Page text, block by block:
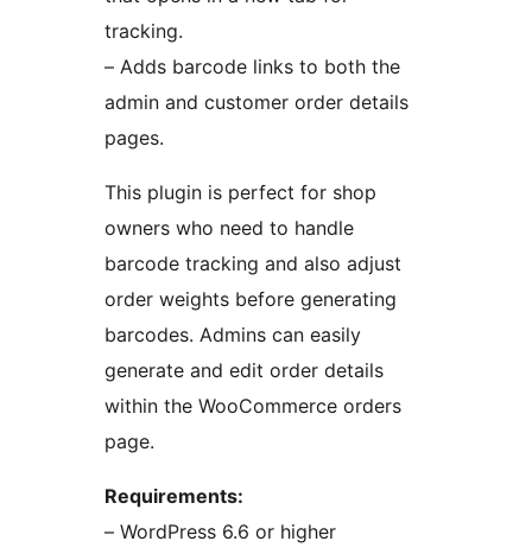
tracking.
– Adds barcode links to both the
admin and customer order details
pages.
This plugin is perfect for shop
owners who need to handle
barcode tracking and also adjust
order weights before generating
barcodes. Admins can easily
generate and edit order details
within the WooCommerce orders
page.
Requirements:
– WordPress 6.6 or higher